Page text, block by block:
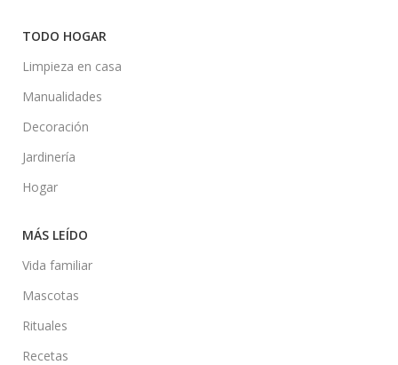
TODO HOGAR
Limpieza en casa
Manualidades
Decoración
Jardinería
Hogar
MÁS LEÍDO
Vida familiar
Mascotas
Rituales
Recetas